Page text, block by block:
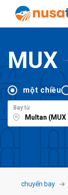
MUX
một chiều
Bay từ
chuyến bay